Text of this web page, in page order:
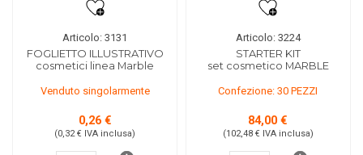
Articolo: 3131
FOGLIETTO ILLUSTRATIVO
cosmetici linea Marble
Venduto singolarmente
0,26 €
(0,32 € IVA inclusa)
Articolo: 3224
STARTER KIT
set cosmetico MARBLE
Confezione: 30 PEZZI
84,00 €
(102,48 € IVA inclusa)